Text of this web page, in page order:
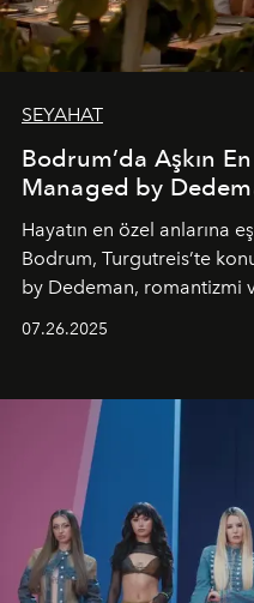
SEYAHAT
Bodrum’da Aşkın
Managed by
Hayatın en özel anlarına
Bodrum, Turgutreis’te
by Dedeman, romantizmi
07.26.2025